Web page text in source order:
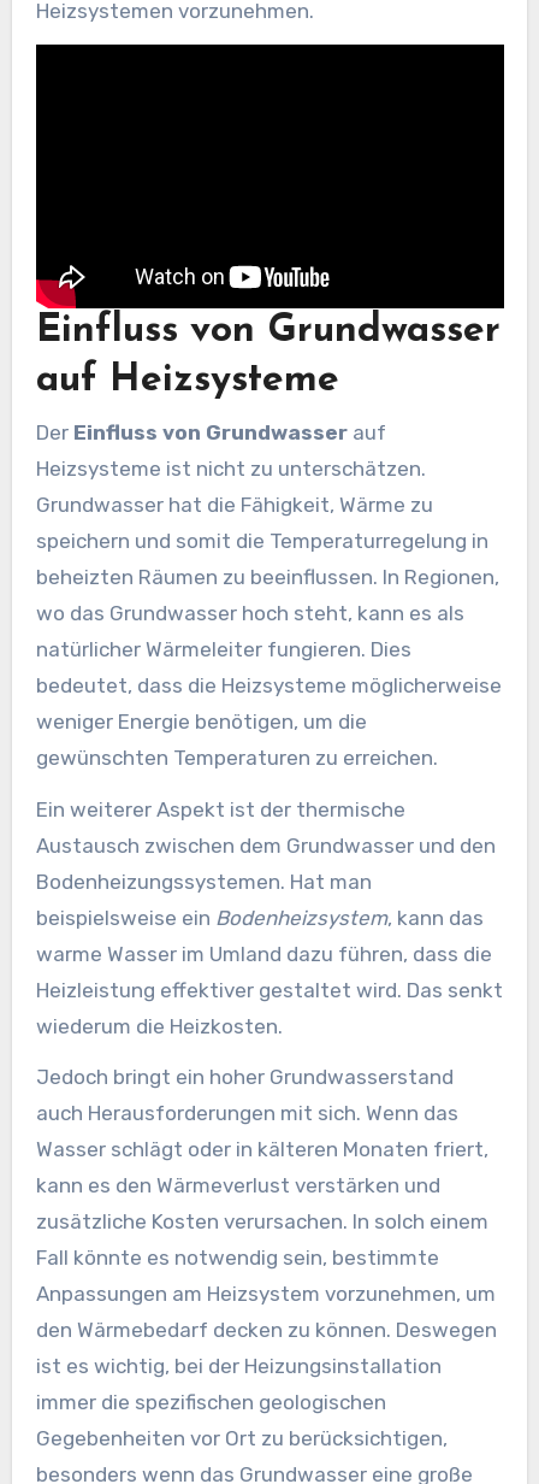
Heizsystemen vorzunehmen.
Einfluss von Grundwasser
auf Heizsysteme
Der Einfluss von Grundwasserauf
Heizsysteme ist nicht zu unterschätzen.
Grundwasser hat die Fähigkeit, Wärme zu
speichern und somit die Temperaturregelung in
beheizten Räumen zu beeinflussen. In Regionen,
wo das Grundwasser hoch steht, kann es als
natürlicher Wärmeleiter fungieren. Dies
bedeutet, dass die Heizsysteme möglicherweise
weniger Energie benötigen, um die
gewünschten Temperaturen zu erreichen.
Ein weiterer Aspekt ist der thermische
Austausch zwischen dem Grundwasser und den
Bodenheizungssystemen. Hat man
beispielsweise ein Bodenheizsystem, kann das
warme Wasser im Umland dazu führen, dass die
Heizleistung effektiver gestaltet wird. Das senkt
wiederum die Heizkosten.
Jedoch bringt ein hoher Grundwasserstand
auch Herausforderungen mit sich. Wenn das
Wasser schlägt oder in kälteren Monaten friert,
kann es den Wärmeverlust verstärken und
zusätzliche Kosten verursachen. In solch einem
Fall könnte es notwendig sein, bestimmte
Anpassungen am Heizsystem vorzunehmen, um
den Wärmebedarf decken zu können. Deswegen
ist es wichtig, bei der Heizungsinstallation
immer die spezifischen geologischen
Gegebenheiten vor Ort zu berücksichtigen,
besonders wenn das Grundwasser eine große